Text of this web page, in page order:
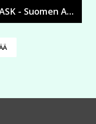
SASK - Suomen Ammattiliittojen Solidaarisuuskeskus